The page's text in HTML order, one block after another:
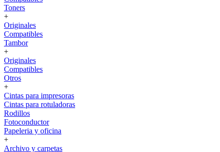
Toners
+
Originales
Compatibles
Tambor
+
Originales
Compatibles
Otros
+
Cintas para impresoras
Cintas para rotuladoras
Rodillos
Fotoconductor
Papeleria y oficina
+
Archivo y carpetas